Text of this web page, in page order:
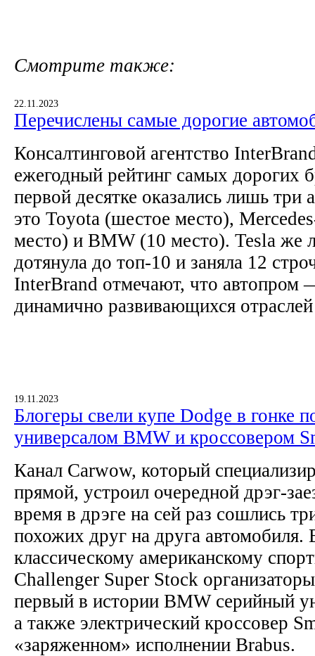
Смотрите также:
22.11.2023
Перечислены самые дорогие
Консалтинговой агентство
ежегодный рейтинг самых дорогих
первой десятке оказались лишь три
это Toyota (шестое место),
место) и BMW (10 место). Tesla же
дотянула до топ-10 и заняла 12
InterBrand отмечают, что автопром
динамично развивающихся
19.11.2023
Блогеры свели купе Dodge в гонке
универсалом BMW и кроссовером
Канал Carwow, который
прямой, устроил очередной дрэг-
время в дрэге на сей раз сошлись
похожих друг на друга автомобиля.
классическому американскому
Challenger Super Stock
первый в истории BMW серийный
а также электрический кроссовер
«заряженном» исполнении Brabus.